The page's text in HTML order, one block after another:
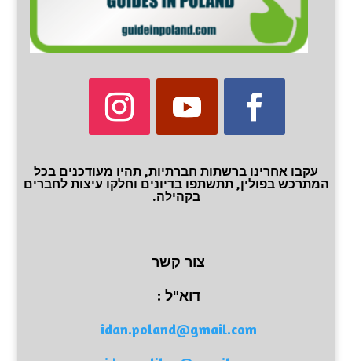
עקבו אחרינו ברשתות חברתיות, תהיו מעודכנים בכל
המתרכש בפולין, תתשתפו בדיונים וחלקו עיצות לחברים
בקהילה.
צור קשר
דוא"ל :
idan.poland@gmail.com